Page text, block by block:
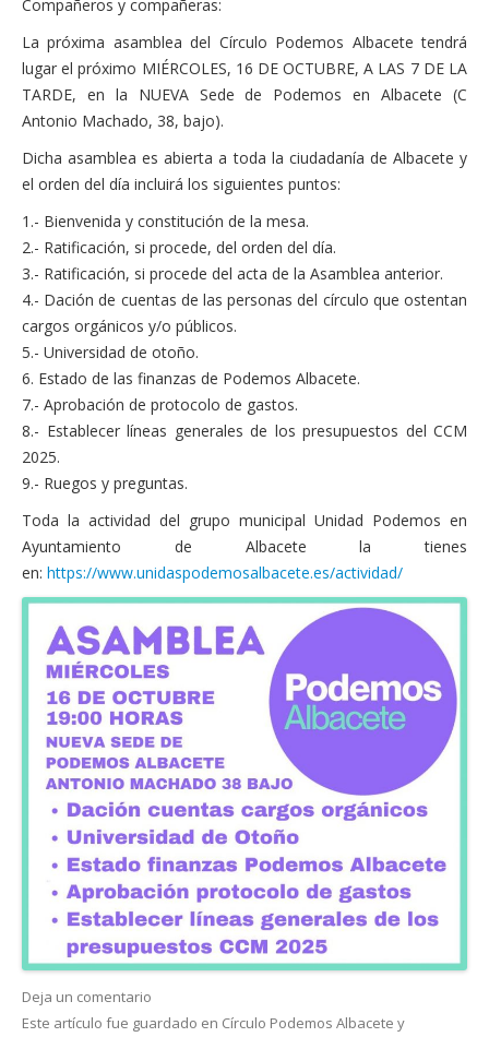
Actas Asamblea Ciudadana
Contacto
Financiación
Compañeros y compañeras:
La próxima asamblea del Círculo Podemos Albacete tendrá
lugar el próximo MIÉRCOLES, 16 DE OCTUBRE, A LAS 7 DE LA
TARDE, en la NUEVA Sede de Podemos en Albacete (C
Antonio Machado, 38, bajo).
Dicha asamblea es abierta a toda la ciudadanía de Albacete y
el orden del día incluirá los siguientes puntos:
1.- Bienvenida y constitución de la mesa.
2.- Ratificación, si procede, del orden del día.
3.- Ratificación, si procede del acta de la Asamblea anterior.
4.- Dación de cuentas de las personas del círculo que ostentan
cargos orgánicos y/o públicos.
5.- Universidad de otoño.
6. Estado de las finanzas de Podemos Albacete.
7.- Aprobación de protocolo de gastos.
8.- Establecer líneas generales de los presupuestos del CCM
2025.
9.- Ruegos y preguntas.
Toda la actividad del grupo municipal Unidad Podemos en
Ayuntamiento de Albacete la tienes
en: https://www.unidaspodemosalbacete.es/actividad/
Deja un comentario
Este artículo fue guardado en Círculo Podemos Albacete y